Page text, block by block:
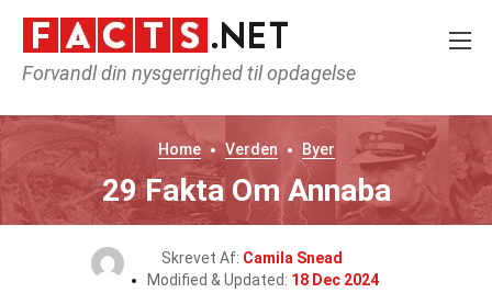
Forvandl din nysgerrighed til opdagelse
Home Verden Byer
29 Fakta Om Annaba
Skrevet Af: Camila Snead
Modified & Updated: 18 Dec 2024